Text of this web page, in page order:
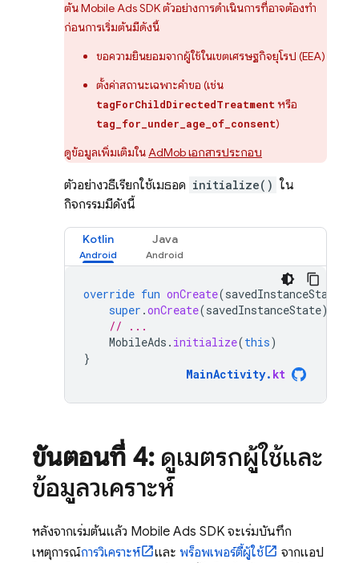
ต้นMobile AdsSDK ตัวอย่างการดำเนินการที่อาจต้องทำ
ก่อนการเริ่มต้นมีดังนี้
ขอความยินยอมจากผู้ใช้ในเขตเศรษฐกิจยุโรป (EEA)
ตั้งค่าสถานะเฉพาะคำขอ (เช่น
tagForChildDirectedTreatment หรือ
tag_for_under_age_of_consent)
ดูข้อมูลเพิ่มเติมในAdMobเอกสารประกอบ
ตัวอย่างวิธีเรียกใช้เมธอด initialize() ใน
กิจกรรมมีดังนี้
Kotlin Java
override fun onCreate(savedInstanceState
super .onCreate(savedInstanceState)
// ...
MobileAds . initialize(this)
}
MainActivity. kt
ขั้นตอนที่ 4: ดูเมตริกผู้ใช้และ
ข้อมูลวิเคราะห์
หลังจากเริ่มต้นแล้ว Mobile Ads SDK จะเริ่มบันทึก
เหตุการณ์การวิเคราะห์ และ พร็อพเพอร์ตี้ผู้ใช้
จากแอป